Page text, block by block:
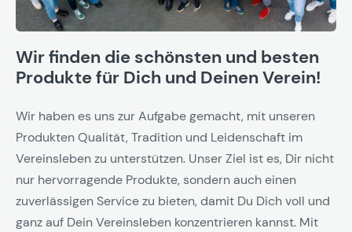
Wir finden die schönsten und besten
Produkte für Dich und Deinen Verein!
Wir haben es uns zur Aufgabe gemacht, mit unseren
Produkten Qualität, Tradition und Leidenschaft im
Vereinsleben zu unterstützen. Unser Ziel ist es, Dir nicht
nur hervorragende Produkte, sondern auch einen
zuverlässigen Service zu bieten, damit Du Dich voll und
ganz auf Dein Vereinsleben konzentrieren kannst. Mit